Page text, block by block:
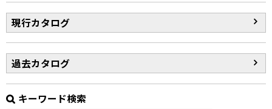
現行カタログ
過去カタログ
キーワード検索